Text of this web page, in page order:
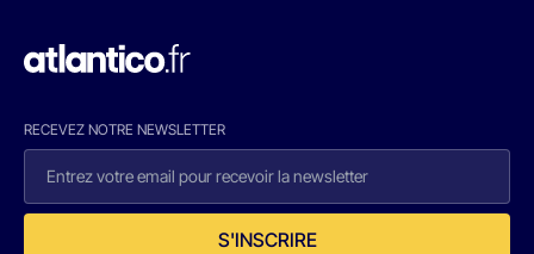
RECEVEZ NOTRE NEWSLETTER
S'INSCRIRE